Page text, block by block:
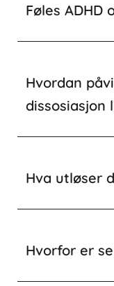
Føles ADHD
Hvordan
dissosiasjon
Hva utløser
Hvorfor er